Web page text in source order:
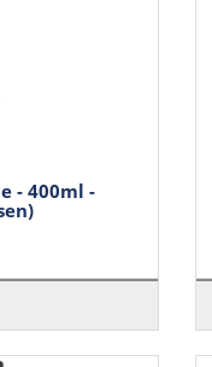
- 400ml -